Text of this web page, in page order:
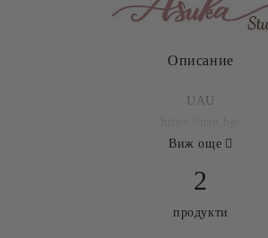
Описание
UAU
Виж още
2
продукти